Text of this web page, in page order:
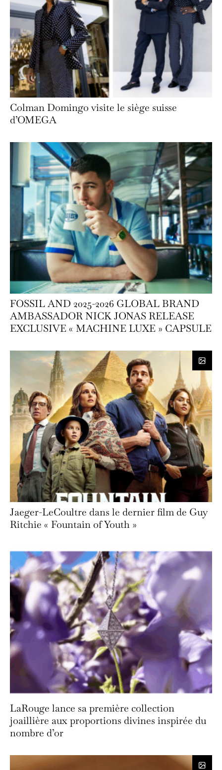
Colman Domingo visite le siège suisse
d’OMEGA
FOSSIL AND 2025-2026 GLOBAL BRAND
AMBASSADOR NICK JONAS RELEASE
EXCLUSIVE « MACHINE LUXE » CAPSULE
Jaeger-LeCoultre dans le dernier film de Guy
Ritchie « Fountain of Youth »
LaRouge lance sa première collection
joaillière aux proportions divines inspirée du
nombre d’or